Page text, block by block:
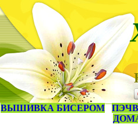
ВЫШИВКА БИСЕРОМ